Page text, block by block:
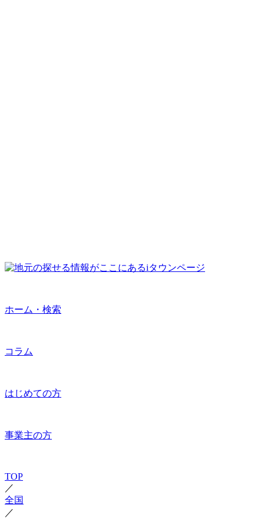
ホーム・検索
コラム
はじめての方
事業主の方
TOP
／
全国
／